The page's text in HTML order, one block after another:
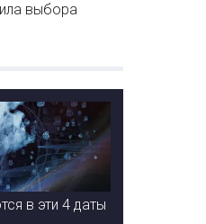
выбора
в эти 4 даты